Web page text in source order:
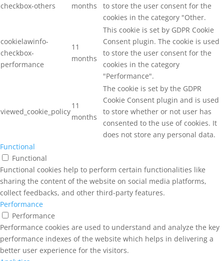
checkbox-others
months
to store the user consent for the
cookies in the category "Other.
cookielawinfo-
checkbox-
performance
11
months
This cookie is set by GDPR Cookie
Consent plugin. The cookie is used
to store the user consent for the
cookies in the category
"Performance".
viewed_cookie_policy
11
months
The cookie is set by the GDPR
Cookie Consent plugin and is used
to store whether or not user has
consented to the use of cookies. It
does not store any personal data.
Functional
Functional
Functional cookies help to perform certain functionalities like
sharing the content of the website on social media platforms,
collect feedbacks, and other third-party features.
Performance
Performance
Performance cookies are used to understand and analyze the key
performance indexes of the website which helps in delivering a
better user experience for the visitors.